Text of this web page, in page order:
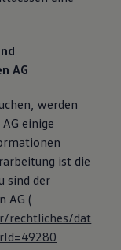
AG
werden
einige
ist die
sind der
AG (
rechtliches/dat